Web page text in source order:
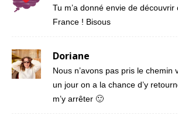
Tu m’a donné envie de découvrir
France ! Bisous
Doriane
Nous n’avons pas pris le chemin
un jour on a la chance d’y
m’y arrêter 🙂